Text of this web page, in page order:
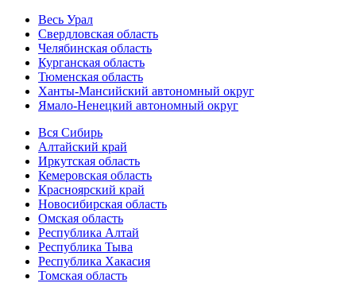
Весь Урал
Свердловская область
Челябинская область
Курганская область
Тюменская область
Ханты-Мансийский автономный округ
Ямало-Ненецкий автономный округ
Вся Сибирь
Алтайский край
Иркутская область
Кемеровская область
Красноярский край
Новосибирская область
Омская область
Республика Алтай
Республика Тыва
Республика Хакасия
Томская область